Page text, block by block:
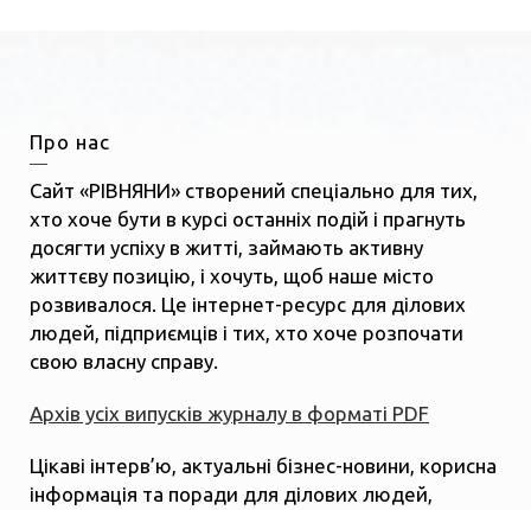
Про нас
Сайт «РІВНЯНИ» створений спеціально для тих,
хто хоче бути в курсі останніх подій і прагнуть
досягти успіху в житті, займають активну
життєву позицію, і хочуть, щоб наше місто
розвивалося. Це інтернет-ресурс для ділових
людей, підприємців і тих, хто хоче розпочати
свою власну справу.
Архів усіх випусків журналу в форматі PDF
Цікаві інтерв’ю, актуальні бізнес-новини, корисна
інформація та поради для ділових людей,